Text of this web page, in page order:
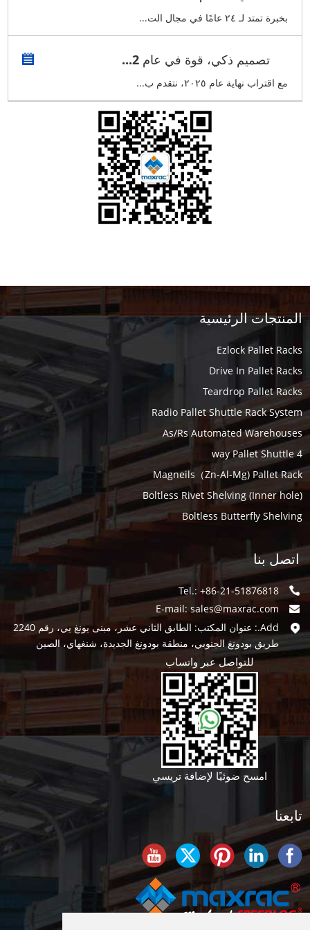
هل تحتاج إلى مزيد من المعلومات؟ هل تحتاج إلى مزيد من
ميزات أنظمة رفوف المستودعات الصناعية
<a هندسة المشاريع
يوجد فريق فني متخصص لإجراء البحوث في مواقع التطبيق
الفعلية، وغيرها، لتزويد العملاء بحل متكامل.
استغلال أمثل للمساحة
يُحسّن استخدام المساحة الرأسية والأفقية، مما يزيد من سعة
التخزين.
تحمل الأحمال
سعة التحميل: مصمم لتحمل الأحمال الثقيلة، والتي تتراوح عادةً من
hمن مئات إلى آلاف الكيلوغرامات لكل مستوى. ...
أمان مُعزز
مُصمم لتخزين المنتجات بأمان وحماية الأفراد والمعدات.
بخبرة تمتد لـ ٢٤ عامًا في مجال الت...
تصميم ذكي، قوة في عام 2...
مع اقتراب نهاية عام ٢٠٢٥، نتقدم ب...
المنتجات الرئيسية
Ezlock Pallet Racks
Drive In Pallet Racks
Teardrop Pallet Racks
Radio Pallet Shuttle Rack System
As/Rs Automated Warehouses
4 way Pallet Shuttle
Magneils（Zn-Al-Mg) Pallet Rack
Boltless Rivet Shelving (Inner hole)
Boltless Butterfly Shelving
اتصل بنا
Tel.: +86-21-51876818
E-mail:sales@maxrac.com
Add.: عنوان المكتب: الطابق الثاني عشر، مبنى يونغ يي، رقم 2240
طريق بودونغ الجنوبي، منطقة بودونغ الجديدة، شنغهاي، الصين
للتواصل عبر واتساب
امسح ضوئيًا لإضافة تريسي
تابعنا